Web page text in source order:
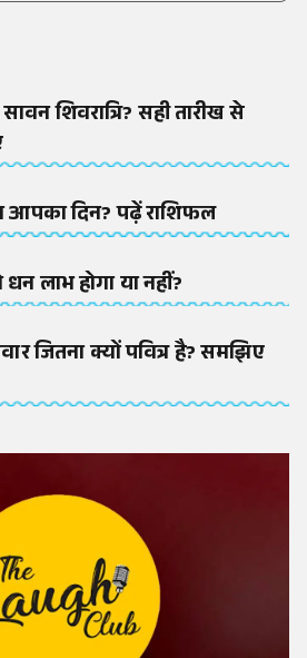
शिवरात्रि? सही तारीख से
आपका दिन? पढ़ें राशिफल
लाभ होगा या नहीं?
जितना क्यों पवित्र है? समझिए